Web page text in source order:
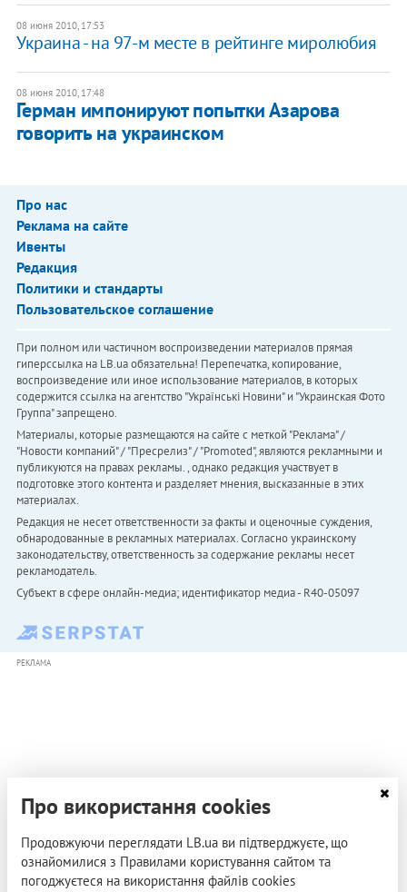
08 июня 2010, 17:53
Украина - на 97-м месте в рейтинге миролюбия
08 июня 2010, 17:48
Герман импонируют попытки Азарова
говорить на украинском
Про нас
Реклама на сайте
Ивенты
Редакция
Политики и стандарты
Пользовательское соглашение
При полном или частичном воспроизведении материалов прямая
гиперссылка на LB.ua обязательна! Перепечатка, копирование,
воспроизведение или иное использование материалов, в которых
содержится ссылка на агентство "Українськi Новини" и "Украинская Фото
Группа" запрещено.
Материалы, которые размещаются на сайте с меткой "Реклама" /
"Новости компаний" / "Пресрелиз" / "Promoted", являются рекламными и
публикуются на правах рекламы. , однако редакция участвует в
подготовке этого контента и разделяет мнения, высказанные в этих
материалах.
Редакция не несет ответственности за факты и оценочные суждения,
обнародованные в рекламных материалах. Согласно украинскому
законодательству, ответственность за содержание рекламы несет
рекламодатель.
Субъект в сфере онлайн-медиа; идентификатор медиа - R40-05097
РЕКЛАМА
Про використання cookies
Продовжуючи переглядати LB.ua ви підтверджуєте, що
ознайомилися з Правилами користування сайтом та
погоджуєтеся на використання файлів cookies